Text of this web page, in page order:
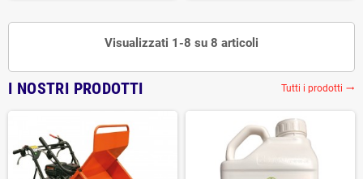
Visualizzati 1-8 su 8 articoli
I NOSTRI PRODOTTI Tutti i prodotti trending_flat